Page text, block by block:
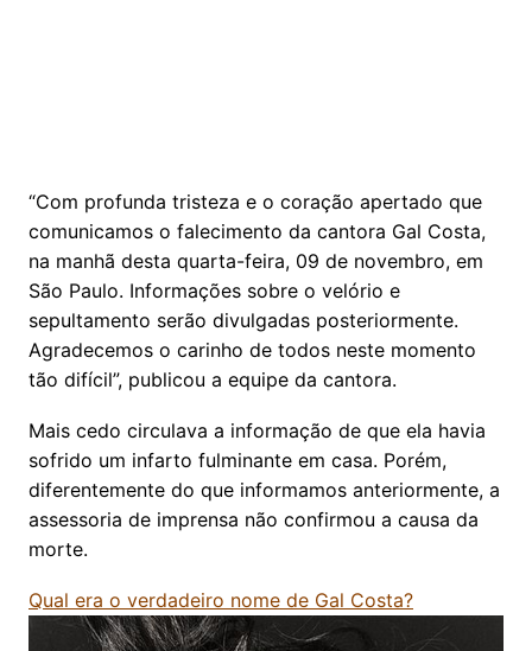
“Com profunda tristeza e o coração apertado que
comunicamos o falecimento da cantora Gal Costa,
na manhã desta quarta-feira, 09 de novembro, em
São Paulo. Informações sobre o velório e
sepultamento serão divulgadas posteriormente.
Agradecemos o carinho de todos neste momento
tão difícil”, publicou a equipe da cantora.
Mais cedo circulava a informação de que ela havia
sofrido um infarto fulminante em casa. Porém,
diferentemente do que informamos anteriormente, a
assessoria de imprensa não confirmou a causa da
morte.
Qual era o verdadeiro nome de Gal Costa?